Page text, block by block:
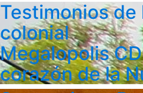
Testimonios de
colonial
Megalopolis
corazón de la